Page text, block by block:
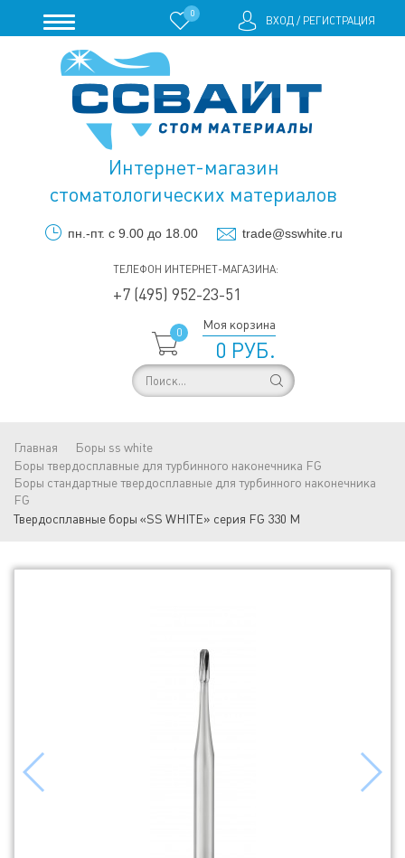
0
ВХОД/ РЕГИСТРАЦИЯ
Интернет-магазин
стоматологических материалов
пн.-пт. с 9.00 до 18.00 trade@sswhite.ru
ТЕЛЕФОН ИНТЕРНЕТ-МАГАЗИНА:
+7 (495) 952-23-51
0
Моя корзина
0 РУБ.
Главная
Боры ss white
Боры твердосплавные для турбинного наконечника FG
Боры стандартные твердосплавные для турбинного наконечника
FG
Твердосплавные боры «SS WHITE» серия FG 330 M